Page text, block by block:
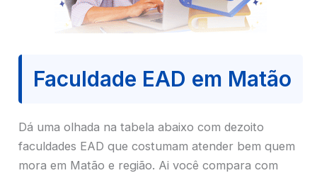
Faculdade EAD em Matão
Dá uma olhada na tabela abaixo com dezoito
faculdades EAD que costumam atender bem quem
mora em Matão e região. Ai você compara com